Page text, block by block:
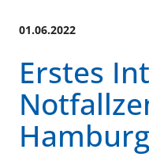
01.06.2022
Erstes